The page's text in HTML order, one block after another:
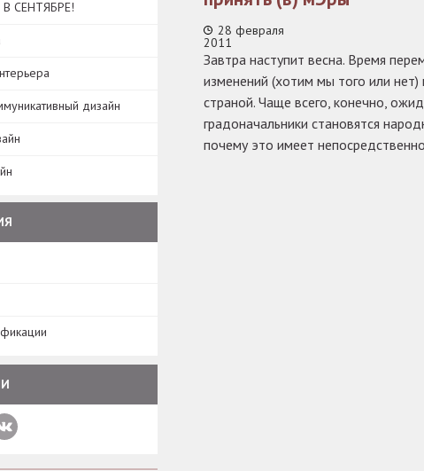
СЕНТЯБРЕ!
дизайн
28 февраля
2011
Завтра наступит весна. Время
изменений (хотим мы того или
страной. Чаще всего, конечно,
градоначальники становятся
почему это имеет